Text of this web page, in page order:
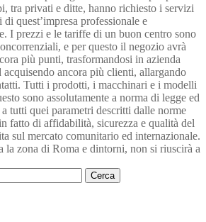
tra privati e ditte, hanno richiesto i servizi
quest’impresa professionale e
I prezzi e le tariffe di un buon centro sono
e per questo il negozio avrà
più punti, trasformandosi in azienda
acquisendo ancora più clienti, allargando
Tutti i prodotti, i macchinari e i modelli
sono assolutamente a norma di legge ed
tutti quei parametri descritti dalle norme
fatto di affidabilità, sicurezza e qualità del
sul mercato comunitario ed internazionale.
la zona di Roma e dintorni, non si riuscirà a